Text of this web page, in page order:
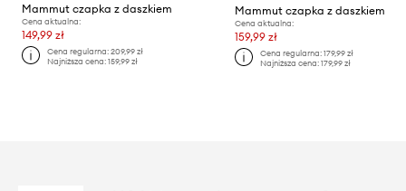
Mammut czapka z daszkiem
Cena aktualna:
149,99 zł
Cena regularna:209,99 zł
Najniższa cena:159,99 zł
Mammut czapka z daszkiem
Cena aktualna:
159,99 zł
Cena regularna: 179,99 zł
Najniższa cena: 179,99 zł